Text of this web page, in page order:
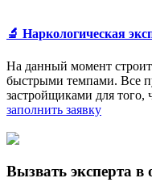
🔬 Наркологическая
На данный момент
быстрыми темпами. Все
застройщиками для
заполнить заявку
Вызвать эксперта